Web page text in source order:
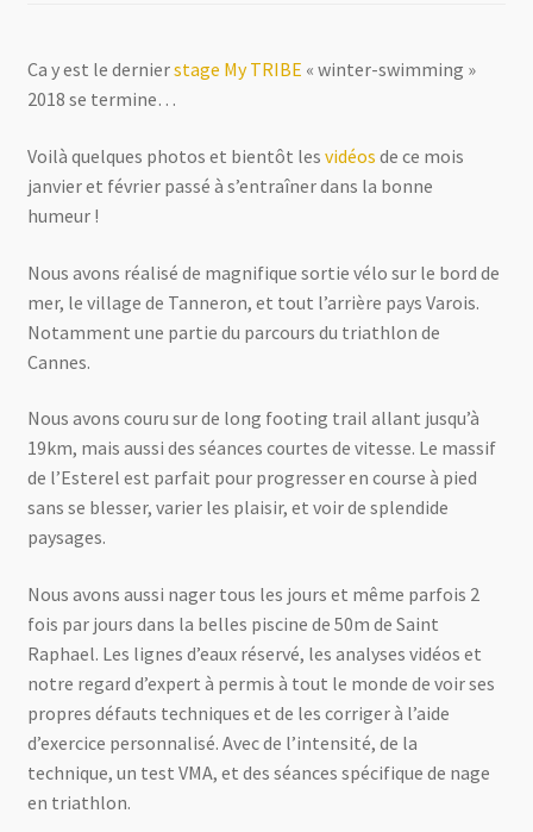
Ca y est le dernierstage My TRIBE « winter-swimming »
2018 se termine…
Voilà quelques photos et bientôt les vidéos de ce mois
janvier et février passé à s’entraîner dans la bonne
humeur !
Nous avons réalisé de magnifique sortie vélo sur le bord de
mer, le village de Tanneron, et tout l’arrière pays Varois.
Notamment une partie du parcours du triathlon de
Cannes.
Nous avons couru sur de long footing trail allant jusqu’à
19km, mais aussi des séances courtes de vitesse. Le massif
de l’Esterel est parfait pour progresser en course à pied
sans se blesser, varier les plaisir, et voir de splendide
paysages.
Nous avons aussi nager tous les jours et même parfois 2
fois par jours dans la belles piscine de 50m de Saint
Raphael. Les lignes d’eaux réservé, les analyses vidéos et
notre regard d’expert à permis à tout le monde de voir ses
propres défauts techniques et de les corriger à l’aide
d’exercice personnalisé. Avec de l’intensité, de la
technique, un test VMA, et des séances spécifique de nage
en triathlon.